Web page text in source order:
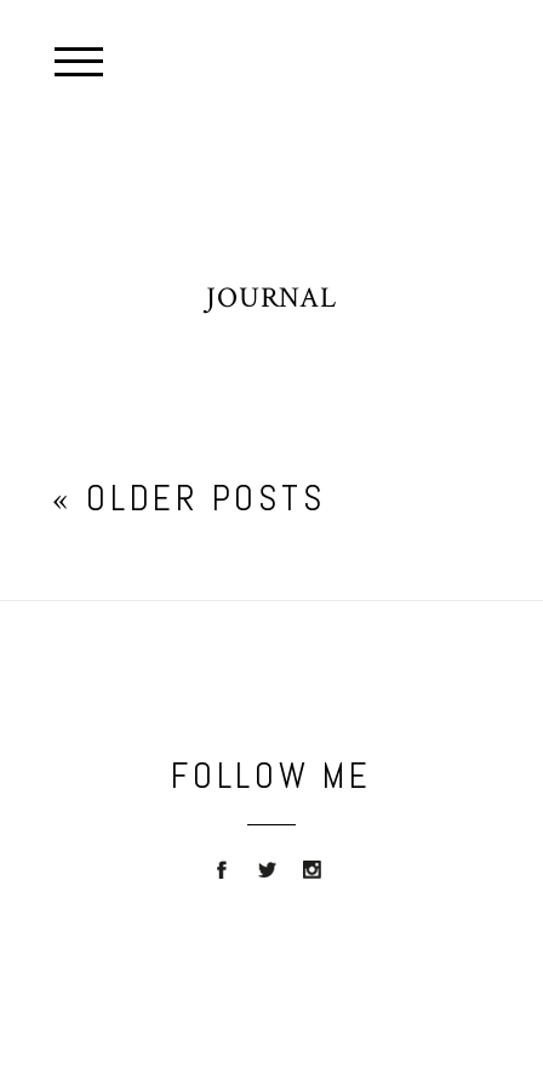
JOURNAL
« OLDER POSTS
FOLLOW ME